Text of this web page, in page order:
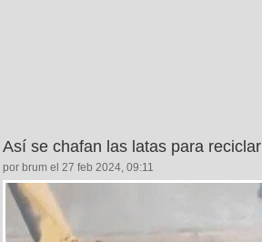
Así se chafan las latas para reciclar
por brum el 27 feb 2024, 09:11